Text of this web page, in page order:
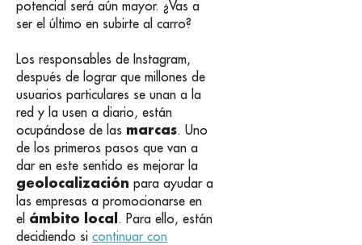
potencial será aún mayor. ¿Vas a
ser el último en subirte al carro?
Los responsables de Instagram,
después de lograr que millones de
usuarios particulares se unan a la
red y la usen a diario, están
ocupándose de las marcas. Uno
de los primeros pasos que van a
dar en este sentido es mejorar la
geolocalización para ayudar a
las empresas a promocionarse en
el ámbito local . Para ello, están
decidiendo si continuar con